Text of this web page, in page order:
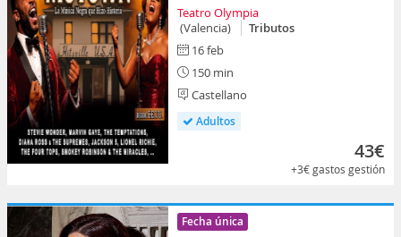
Teatro Olympia
(Valencia)
Tributos
16 feb
150 min
Castellano
Adultos
43€
+3€gastos gestión
Fecha única